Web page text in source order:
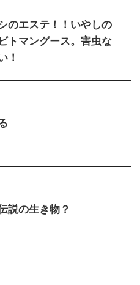
のエステ！！いやしの
トマングース。害虫な
！
説の生き物？